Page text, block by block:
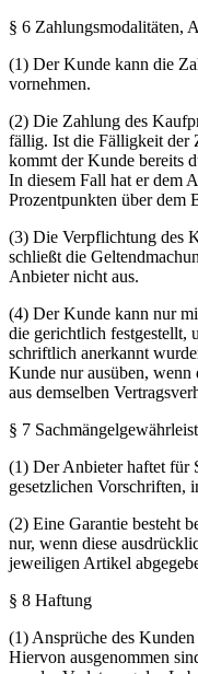
§ 6 Zahlungsmodalitäten,
(1) Der Kunde kann die
vornehmen.
(2) Die Zahlung des
fällig. Ist die Fälligkeit der
kommt der Kunde bereits
In diesem Fall hat er dem
Prozentpunkten über dem
(3) Die Verpflichtung des
schließt die
Anbieter nicht aus.
(4) Der Kunde kann nur
die gerichtlich festgestellt,
schriftlich anerkannt
Kunde nur ausüben, wenn
aus demselben
§ 7
(1) Der Anbieter haftet für
gesetzlichen Vorschriften,
(2) Eine Garantie besteht
nur, wenn diese
jeweiligen Artikel
§ 8 Haftung
(1) Ansprüche des Kunden
Hiervon ausgenommen